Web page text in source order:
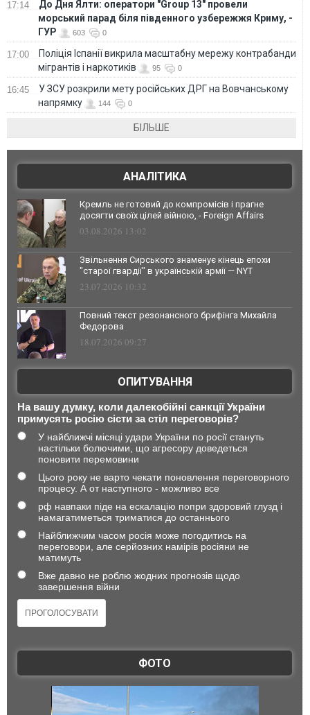
17:14
До Дня Ялти: оператори "Group 13" провели
морський парад біля південного узбережжя Криму, -
ГУР
603 0
17:00
Поліція Іспанії викрила масштабну мережу контрабанди
мігрантів і наркотиків
95 0
16:45
У ЗСУ розкрили мету російських ДРГ на Вовчанському
напрямку
144 0
БІЛЬШЕ
АНАЛІТИКА
Кремль не готовий до компромісів і прагне
досягти своїх цілей війною, - Foreign Affairs
03.08.2026 13:02
Звільнення Сирського знаменує кінець епохи
"старої гвардії" в українській армії — NYT
23.07.2026 10:32
Повний текст резонансного брифінга Михайла
Федорова
18.07.2026 09:27
ОПИТУВАННЯ
На вашу думку, коли далекобійні санкції України
примусять росію сісти за стіл переговорів?
У найближчі місяці удари України по росії стануть
настільки болючими, що агресору доведеться
поновити перемовини
Цього року не варто чекати поновлення переговорного
процесу. А от наступного - можливо все
рф навпаки піде на ескалацію попри здоровий глузд і
намагатиметься триматися до останнього
Найближчим часом росія може погодитись на
переговори, але серйозних намірів росіяни не
матимуть
Вже давно не роблю жодних прогнозів щодо
завершення війни
ФОТО